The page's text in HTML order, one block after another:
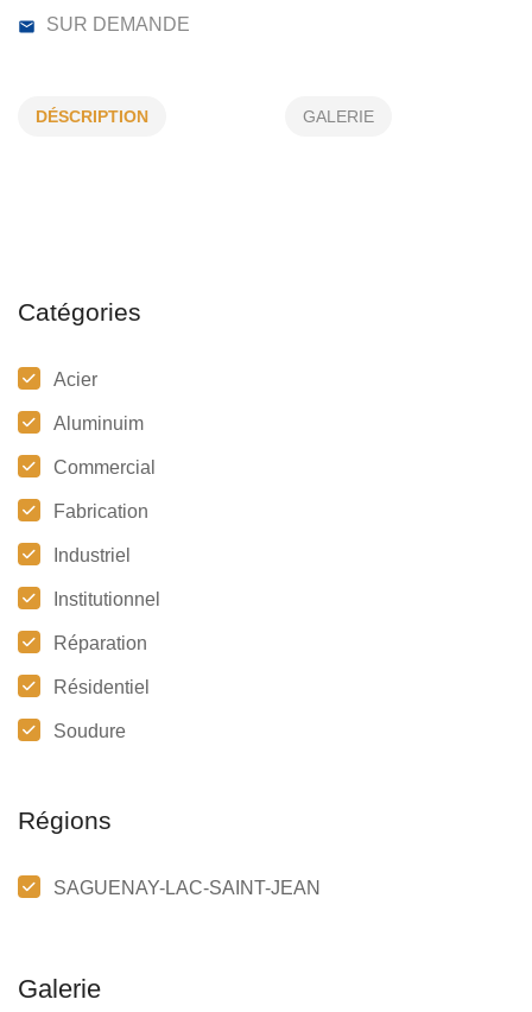
SOUMEC INDUSTRIEL INC
DÉSCRIPTION GALERIE
Catégories
Acier
Aluminuim
Commercial
Fabrication
Industriel
Institutionnel
Réparation
Résidentiel
Soudure
Régions
SAGUENAY-LAC-SAINT-JEAN